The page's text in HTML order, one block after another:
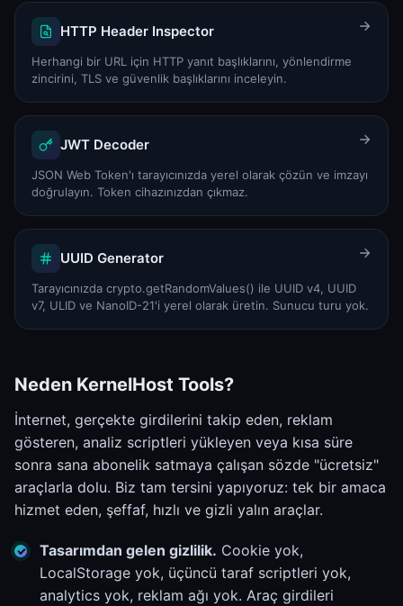
HTTP Header Inspector
Herhangi bir URL için HTTP yanıt başlıklarını, yönlendirme
zincirini, TLS ve güvenlik başlıklarını inceleyin.
JWT Decoder
JSON Web Token'ı tarayıcınızda yerel olarak çözün ve imzayı
doğrulayın. Token cihazınızdan çıkmaz.
UUID Generator
Tarayıcınızda crypto.getRandomValues() ile UUID v4, UUID
v7, ULID ve NanoID-21'i yerel olarak üretin. Sunucu turu yok.
Neden KernelHost Tools?
İnternet, gerçekte girdilerini takip eden, reklam
gösteren, analiz scriptleri yükleyen veya kısa süre
sonra sana abonelik satmaya çalışan sözde "ücretsiz"
araçlarla dolu. Biz tam tersini yapıyoruz: tek bir amaca
hizmet eden, şeffaf, hızlı ve gizli yalın araçlar.
Tasarımdan gelen gizlilik. Cookie yok,
LocalStorage yok, üçüncü taraf scriptleri yok,
analytics yok, reklam ağı yok. Araç girdileri